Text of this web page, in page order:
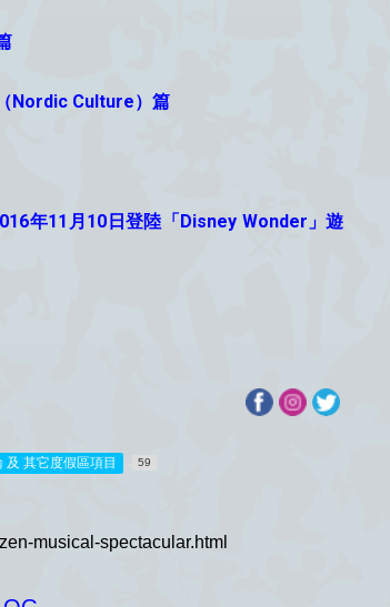
Nordic Culture）篇
年11月10日登陸「Disney Wonder」遊
及 其它度假區項目 59